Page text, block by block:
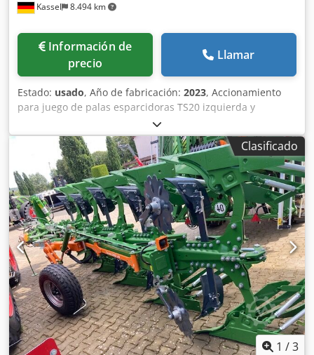
Kassel 8.494 km
Información de
precio
Llamar
Estado: usado, Año de fabricación: 2023, Accionamiento
para juego de palas esparcidoras TS20 izquierda y
derecha, accionamiento hidráulico izquierda y derecha
con Auto TS y FlowControl, disco principal izquierda y
derecha con AutoTS, barra de protección tubular,
dispositivo de rodillo y estacionamiento abatible,
iluminación de trabajo, sensor de inclinación para sistema
de pesaje, 16 unidades EasyCheck. Dsdpfx Acjt A Tzwehjkr
Clasificado
1 /3